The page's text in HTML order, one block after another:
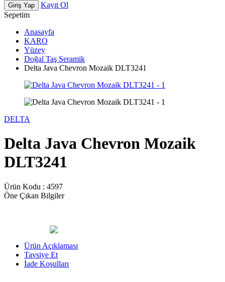
Giriş Yap
Kayıt Ol
Sepetim
Anasayfa
KARO
Yüzey
Doğal Taş Seramik
Delta Java Chevron Mozaik DLT3241
DELTA
Delta Java Chevron Mozaik
DLT3241
Ürün Kodu : 4597
Öne Çıkan Bilgiler
Ürün Açıklaması
Tavsiye Et
İade Koşulları